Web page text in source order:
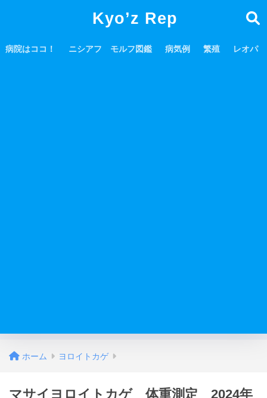
Kyo’z Rep
病院はココ！ ニシアフ モルフ図鑑 病気例 繁殖 レオパ
ホーム ヨロイトカゲ
マサイヨロイトカゲ 体重測定 2024年